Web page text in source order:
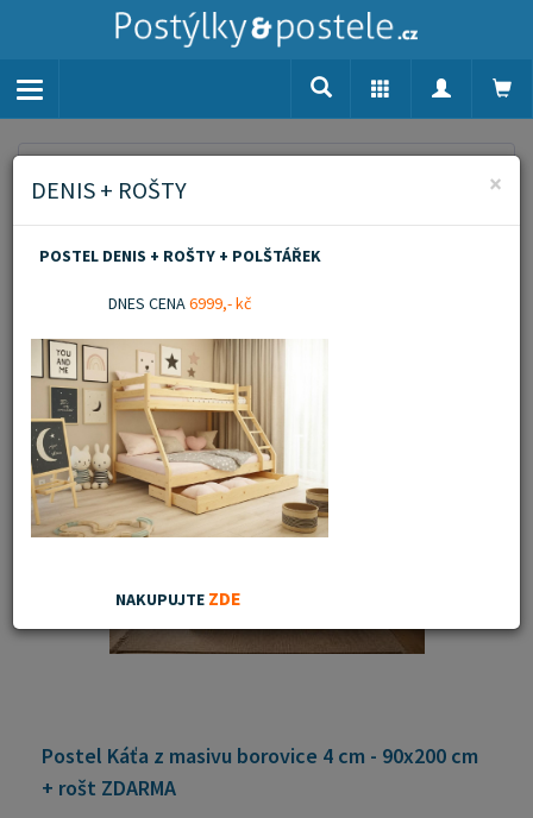
Toggle
Vyhledávání
Akce
Doporučujeme
Postel Káťa z masivu borovice 4 cm - 90x200 cm
+ rošt ZDARMA
×
DENIS + ROŠTY
POSTEL DENIS + ROŠTY + POLŠTÁŘEK
DNES CENA6999,- kč
NAKUPUJTE ZDE